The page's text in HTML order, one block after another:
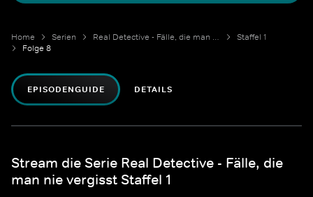
Home Serien Real Detective - Fälle, die man nie vergisst
Staffel 1
Folge 8
EPISODENGUIDE DETAILS
Stream die Serie Real Detective - Fälle, die
man nie vergisst Staffel 1